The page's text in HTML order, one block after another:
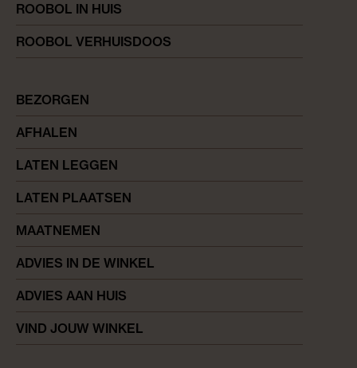
ROOBOL IN HUIS
ROOBOL VERHUISDOOS
BEZORGEN
AFHALEN
LATEN LEGGEN
LATEN PLAATSEN
MAATNEMEN
ADVIES IN DE WINKEL
ADVIES AAN HUIS
VIND JOUW WINKEL